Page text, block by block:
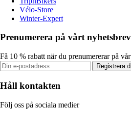
Vélo-Store
Winter-Expert
Prenumerera på vårt nyhetsbrev
Få 10 % rabatt när du prenumererar på
Registrera
Håll kontakten
Följ oss på sociala medier